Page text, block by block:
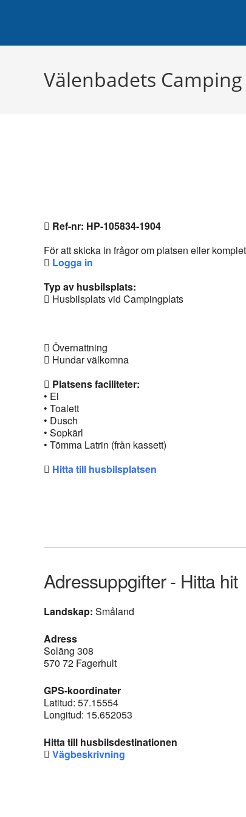
Välenbadets Camping
Ref-nr: HP-105834-1904
För att skicka in frågor om platsen eller
Logga in
Typ av husbilsplats:
Husbilsplats vid Campingplats
Övernattning
Hundar välkomna
Platsens faciliteter:
• El
• Toalett
• Dusch
• Sopkärl
• Tömma Latrin (från kassett)
Hitta till husbilsplatsen
Adressuppgifter - Hitta hit
Landskap: Småland
Adress
Soläng 308
570 72 Fagerhult
GPS-koordinater
Latitud: 57.15554
Longitud: 15.652053
Hitta till husbilsdestinationen
Vägbeskrivning